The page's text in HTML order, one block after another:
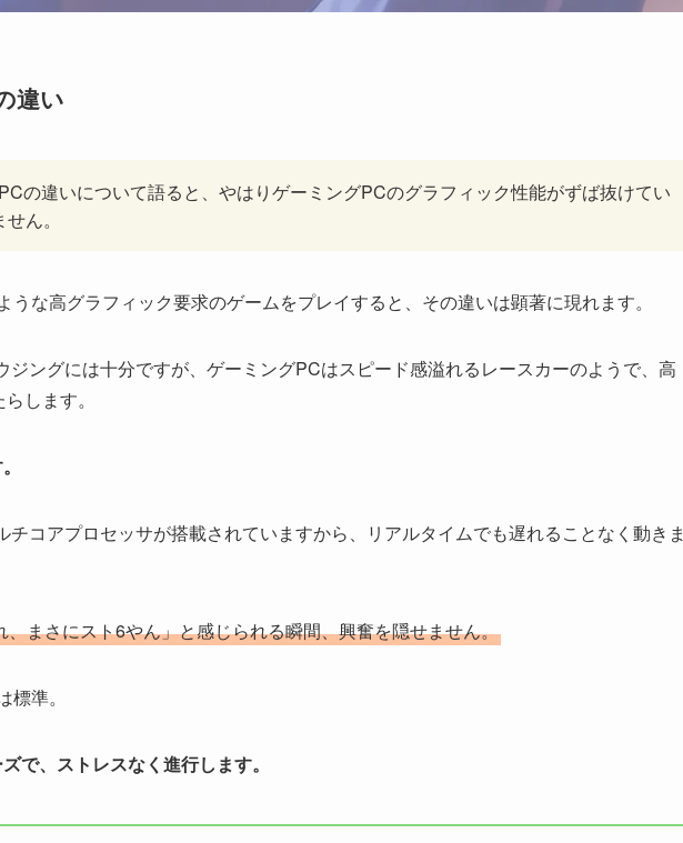
違い
の違いについて語ると、やはりゲーミングPCのグラフィック性能がずば抜けてい
ん。
な高グラフィック要求のゲームをプレイすると、その違いは顕著に現れます。
ングには十分ですが、ゲーミングPCはスピード感溢れるレースカーのようで、高
します。
コアプロセッサが搭載されていますから、リアルタイムでも遅れることなく動きま
まさにスト6やん」と感じられる瞬間、興奮を隠せません。
準。
で、ストレスなく進行します。